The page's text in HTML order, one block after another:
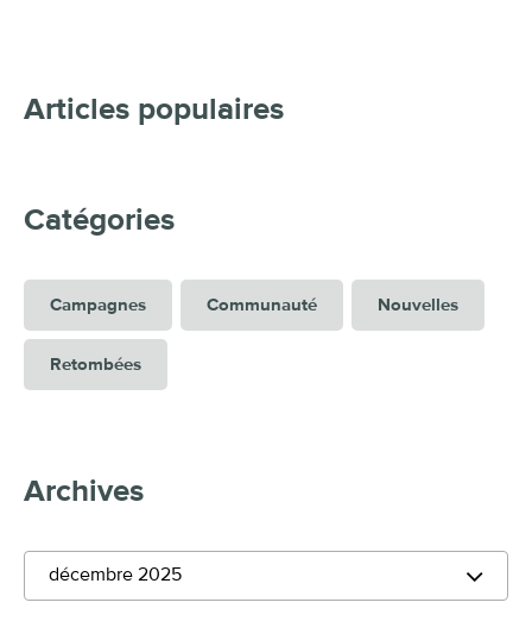
Articles populaires
Catégories
Campagnes Communauté Nouvelles
Retombées
Archives
décembre 2025